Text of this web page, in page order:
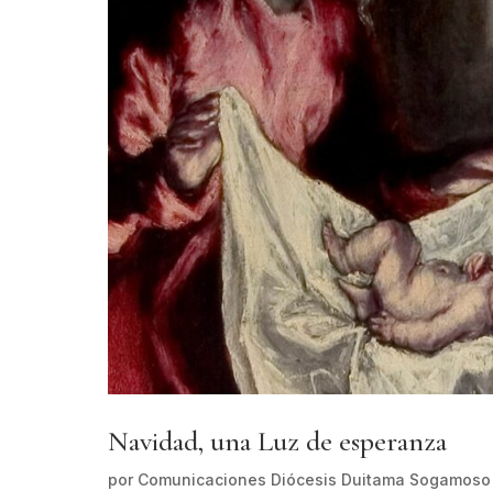
Navidad, una Luz de esperanza
por Comunicaciones Diócesis Duitama Sogamoso